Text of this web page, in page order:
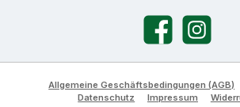
FacebookInstagram
Allgemeine Geschäftsbedingungen (AGB)
Datenschutz
Impressum